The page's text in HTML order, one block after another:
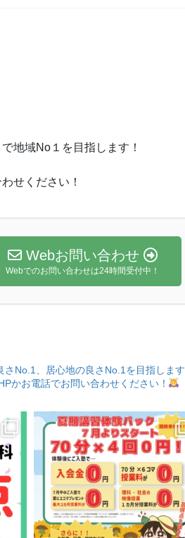
地域No１を目指します！
せください！
Webお問い合わせ
Webでのお問い合わせは24時間受付中！
さNo.1、居心地の良さNo.1を目指します
かお電話でお問い合わせください！